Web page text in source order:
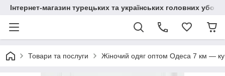
Інтернет-магазин турецьких та українських головних
Товари та послуги Жіночий одяг оптом Одеса 7 км —